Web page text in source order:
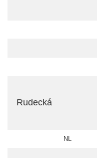
Rudecká
NL